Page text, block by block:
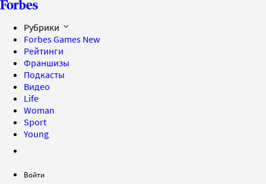
Рубрики
Forbes Games New
Рейтинги
Франшизы
Подкасты
Видео
Life
Woman
Sport
Young
Войти